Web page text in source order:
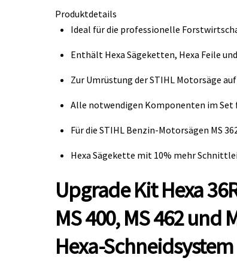
Produktdetails
Ideal für die professionelle
Enthält Hexa Sägeketten, Hexa Feile
Zur Umrüstung der STIHL Motorsäge
Alle notwendigen Komponenten im Set
Für die STIHL Benzin-Motorsägen MS
Hexa Sägekette mit 10% mehr
Upgrade Kit Hexa
MS 400, MS 462
Hexa-Schneidsystem